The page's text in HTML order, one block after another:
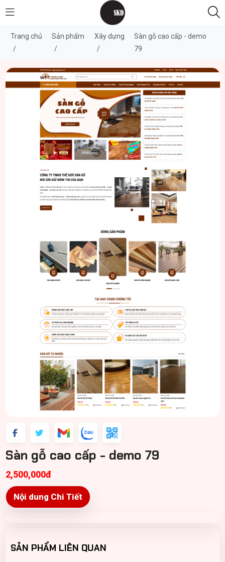
Trang chủ
/
Sản phẩm
/
Xây dựng
/
Sàn gỗ cao cấp - demo
79
Sàn gỗ cao cấp - demo 79
2,500,000đ
Nội dung Chi Tiết
SẢN PHẨM LIÊN QUAN